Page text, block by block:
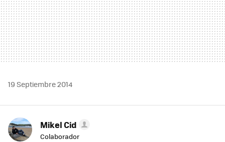
19 Septiembre 2014
Mikel Cid
Colaborador